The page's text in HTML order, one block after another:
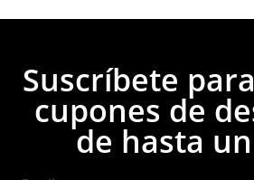
Suscríbete
cupones de
de hasta